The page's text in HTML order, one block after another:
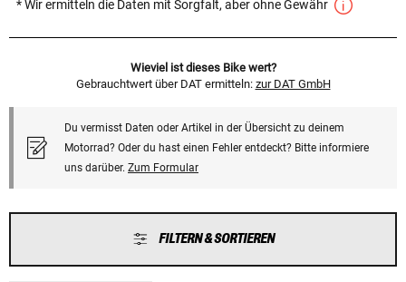
* Wir ermitteln die Daten mit Sorgfalt, aber ohne Gewähr
Wieviel ist dieses Bike wert?
Gebrauchtwert über DAT ermitteln: zur DAT GmbH
Du vermisst Daten oder Artikel in der Übersicht zu deinem
Motorrad? Oder du hast einen Fehler entdeckt? Bitte informiere
uns darüber. Zum Formular
FILTERN & SORTIEREN